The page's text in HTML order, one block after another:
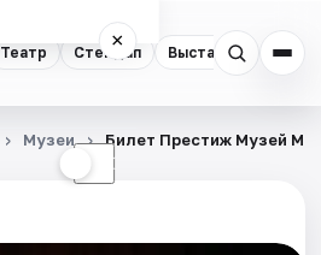
Театр Стендап Выставки
×
☾
Музеи Билет Престиж Музей